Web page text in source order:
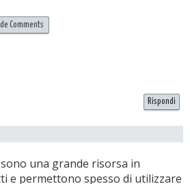
Comments
una grande risorsa in
e permettono spesso di utilizzare
Rispondi